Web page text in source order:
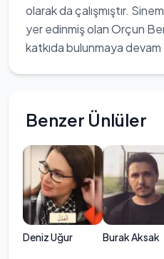
olarak da çalışmıştır.
yer edinmiş olan Orçun
katkıda bulunmaya
Benzer Ünlüler
Deniz Uğur Burak Aksak